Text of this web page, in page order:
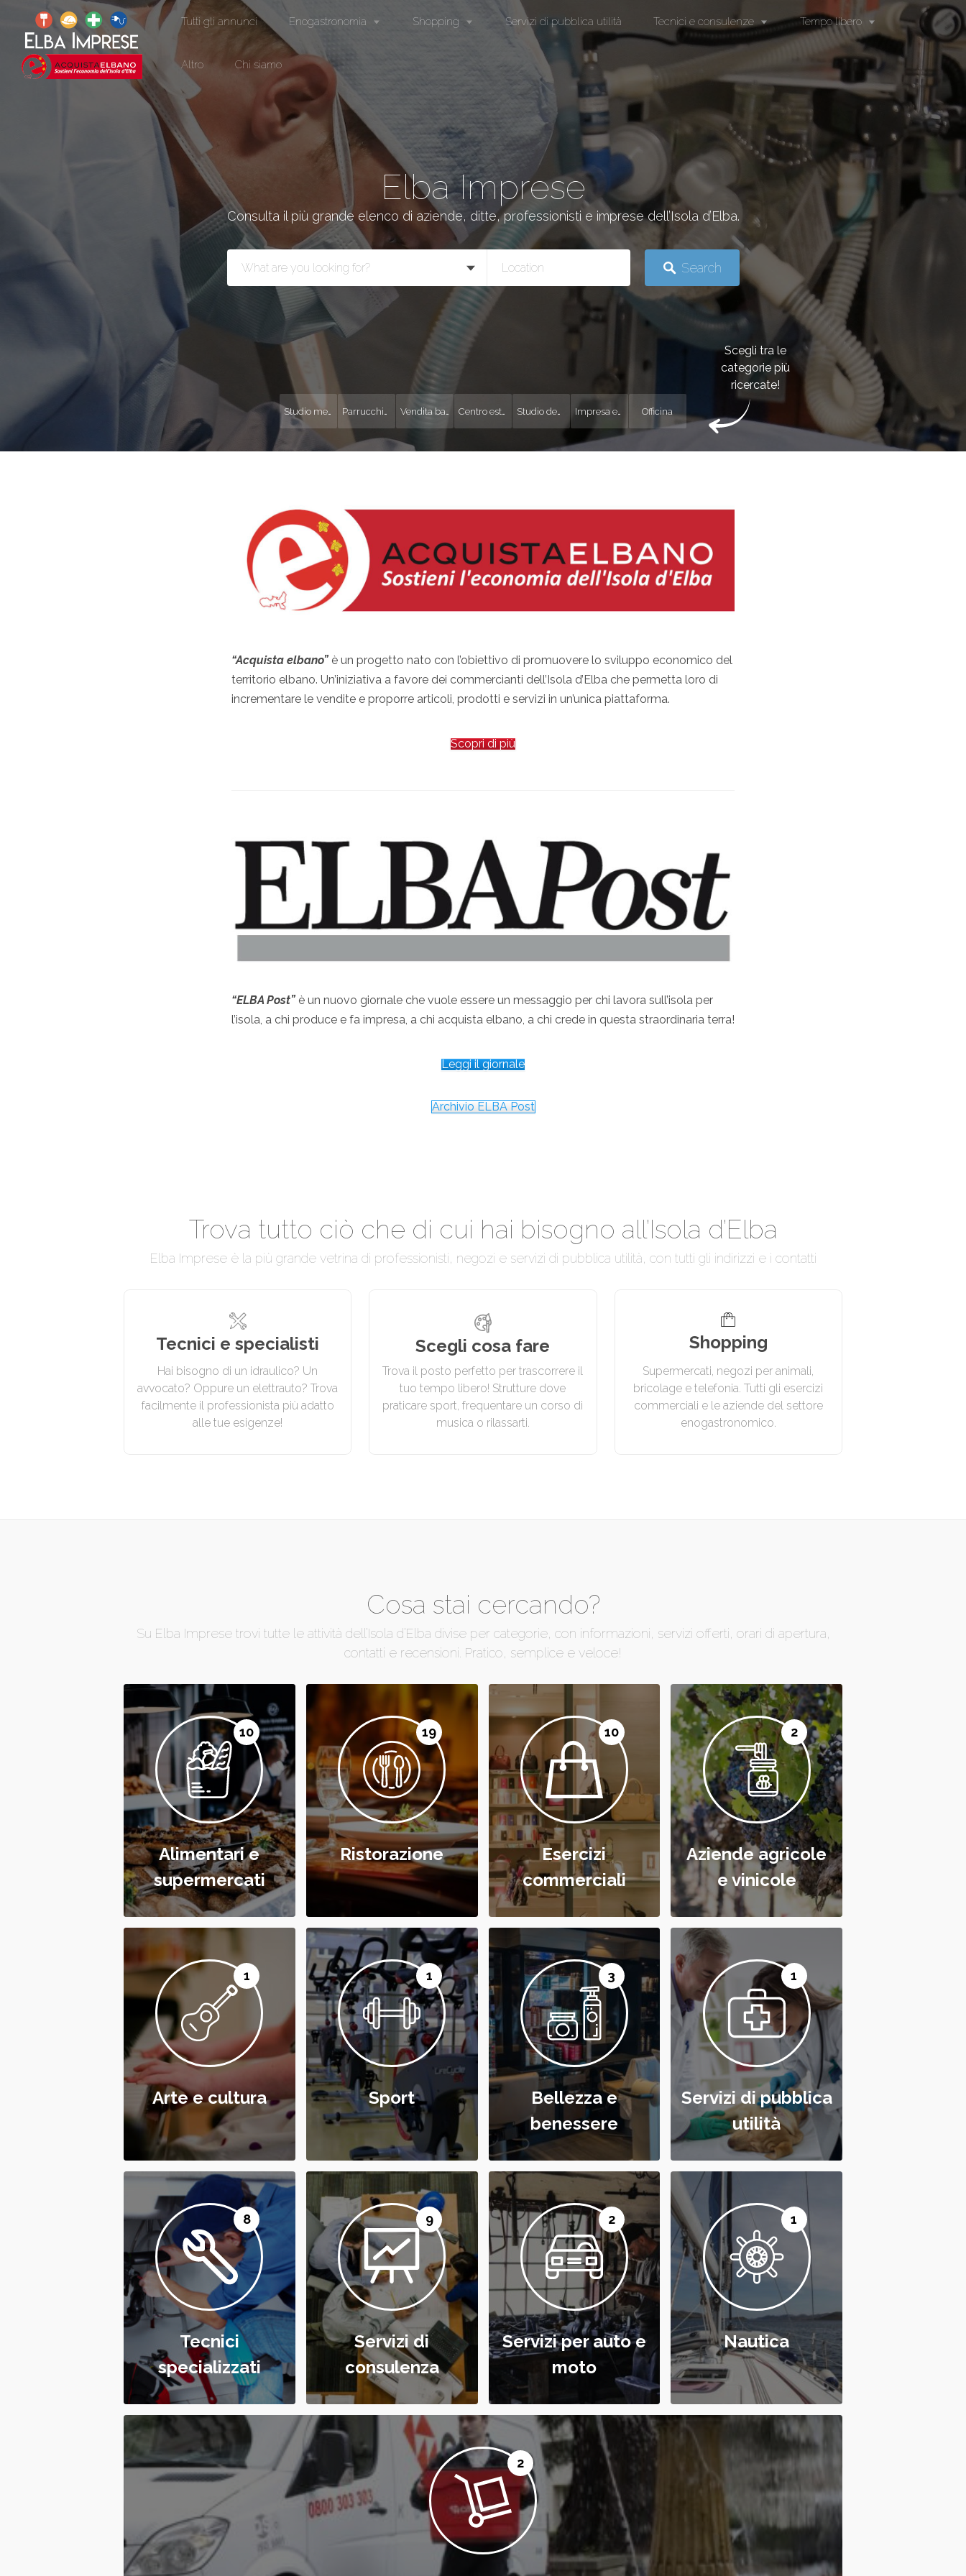
Tutti gli annunci Enogastronomia Shopping Servizi di pubblica utilità Tecnici e consulenze Tempo libero
Altro Chi siamo
Elba Imprese
Consulta il più grande elenco di aziende, ditte, professionisti e imprese dell’Isola d’Elba.
Search
Studio medico Parrucchiere Vendita barche Centro estetico Studio dentistico Impresa edile Officina
Scegli tra le
categorie più
ricercate!
“Acquista elbano” è un progetto nato con l’obiettivo di promuovere lo sviluppo economico del
territorio elbano. Un’iniziativa a favore dei commercianti dell’Isola d’Elba che permetta loro di
incrementare le vendite e proporre articoli, prodotti e servizi in un’unica piattaforma.
Scopri di più
“ELBA Post”è un nuovo giornale che vuole essere un messaggio per chi lavora sull’isola per
l’isola, a chi produce e fa impresa, a chi acquista elbano, a chi crede in questa straordinaria terra!
Leggi il giornale
Archivio ELBA Post
Trova tutto ciò che di cui hai bisogno all’Isola d’Elba
Elba Imprese è la più grande vetrina di professionisti, negozi e servizi di pubblica utilità, con tutti gli indirizzi e i contatti
Tecnici e specialisti
Hai bisogno di un idraulico? Un
avvocato? Oppure un elettrauto? Trova
facilmente il professionista più adatto
alle tue esigenze!
Scegli cosa fare
Trova il posto perfetto per trascorrere il
tuo tempo libero! Strutture dove
praticare sport, frequentare un corso di
musica o rilassarti.
Shopping
Supermercati, negozi per animali,
bricolage e telefonia. Tutti gli esercizi
commerciali e le aziende del settore
enogastronomico.
Cosa stai cercando?
Su Elba Imprese trovi tutte le attività dell’Isola d’Elba divise per categorie, con informazioni, servizi offerti, orari di apertura,
contatti e recensioni. Pratico, semplice e veloce!
10
Alimentari e
supermercati
19
Ristorazione
10
Esercizi
commerciali
2
Aziende agricole
e vinicole
1
Arte e cultura
1
Sport
3
Bellezza e
benessere
1
Servizi di pubblica
utilità
8
Tecnici
specializzati
9
Servizi di
consulenza
2
Servizi per auto e
moto
1
Nautica
2